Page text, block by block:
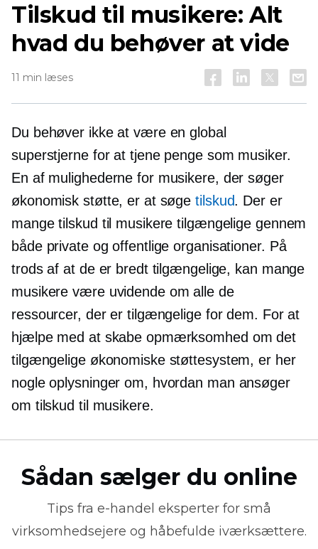
Tilskud til musikere: Alt
hvad du behøver at vide
11 min læses
Du behøver ikke at være en global
superstjerne for at tjene penge som musiker.
En af mulighederne for musikere, der søger
økonomisk støtte, er at søgetilskud. Der er
mange tilskud til musikere tilgængelige gennem
både private og offentlige organisationer. På
trods af at de er bredt tilgængelige, kan mange
musikere være uvidende om alle de
ressourcer, der er tilgængelige for dem. For at
hjælpe med at skabe opmærksomhed om det
tilgængelige økonomiske støttesystem, er her
nogle oplysninger om, hvordan man ansøger
om tilskud til musikere.
Sådan sælger du online
Tips fra e-handel eksperter for små
virksomhedsejere og håbefulde iværksættere.